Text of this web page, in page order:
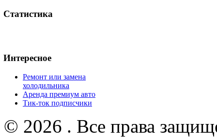
Статистика
Интересное
Ремонт или замена
холодильника
Аренда премиум авто
Тик-ток подписчики
© 2026 . Все права